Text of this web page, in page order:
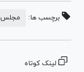
برچسب ها: مجلس
لینک کوتاه